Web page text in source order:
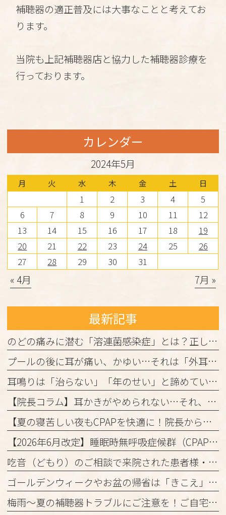
補聴器の適正普及には大事なことと考えてお
ります。
当院も上記補聴器店と協力した補聴器診療を
行っております。
カレンダー
2024年5月
月 火 水 木 金 土 日
1 2 3 4
5
6
7 8 9 10 11
12
13
14 15 16 17 18
19
20
21 22 23 24 25
26
27
28 29 30 31
« 4月 7月 »
最新記事
のどの痛みに潜む「溶連菌感染症」とは？正しく理解して、しっかり治しましょう
プールの後に耳が痛い、かゆい…それは「外耳炎」かもしれません。
耳鳴りは「治らない」「年のせい」と諦めていませんか？
【院長コラム】耳かきがやめられない…それ、「かゆみの悪循環」かもしれません！
【夏の寝苦しい夜もCPAPを快適に！院長からの3つのアドバイス】
【2026年6月改定】睡眠時無呼吸症候群（CPAP治療）の保険ルール変更と当院からのお知らせ
吃音（どもり）のご相談で来院された患者様・ご家族の皆様へ
ゴールデンウィークやお盆の帰省は「きこえ」のチェックのチャンス！難聴と認知機能の関係について
梅雨～夏の補聴器トラブルにご注意を！ご自宅でのケアと定期メンテナンスのお願い